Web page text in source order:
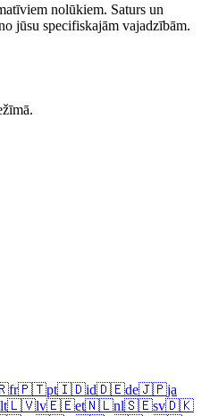
nolūkiem. Saturs un
jūsu specifiskajām vajadzībām.
fr🇵🇹pt🇮🇩id🇩🇪de🇯🇵ja
lt🇱🇻lv🇪🇪et🇳🇱nl🇸🇪sv🇩🇰